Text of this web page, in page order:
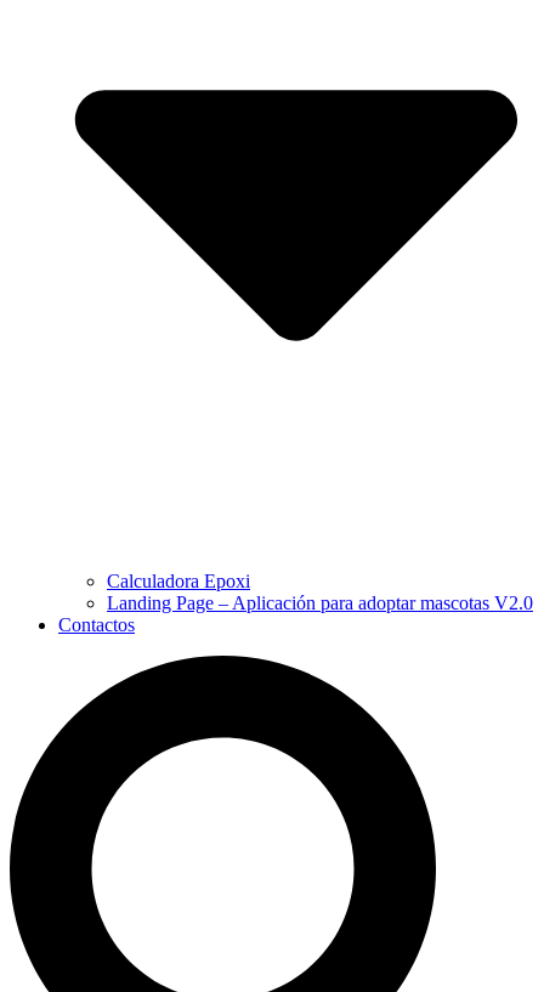
Calculadora Epoxi
Landing Page – Aplicación para adoptar mascotas V2.0
Contactos